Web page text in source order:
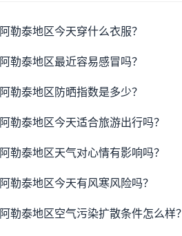
阿勒泰地区今天穿什么衣服？
阿勒泰地区最近容易感冒吗？
阿勒泰地区防晒指数是多少？
阿勒泰地区今天适合旅游出行吗？
阿勒泰地区天气对心情有影响吗？
阿勒泰地区今天有风寒风险吗？
阿勒泰地区空气污染扩散条件怎么样？